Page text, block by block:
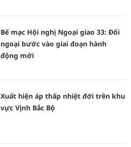
Bế mạc Hội nghị Ngoại giao 33: Đối
ngoại bước vào giai đoạn hành
động mới
Xuất hiện áp thấp nhiệt đới trên khu
vực Vịnh Bắc Bộ